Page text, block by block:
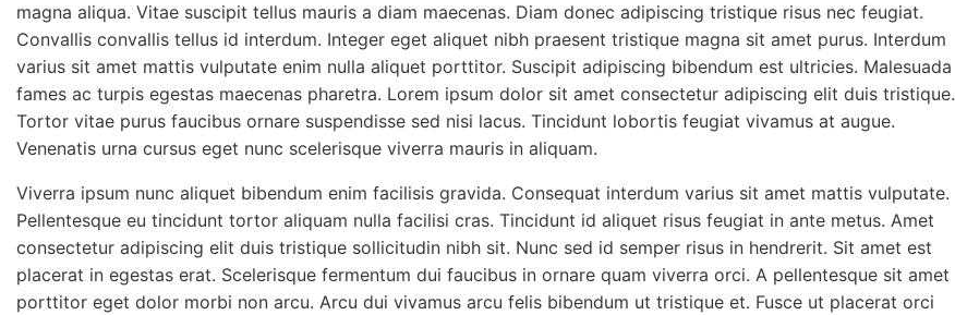
magna aliqua. Vitae suscipit tellus mauris a diam maecenas. Diam donec adipiscing tristique risus nec feugiat.
Convallis convallis tellus id interdum. Integer eget aliquet nibh praesent tristique magna sit amet purus. Interdum
varius sit amet mattis vulputate enim nulla aliquet porttitor. Suscipit adipiscing bibendum est ultricies. Malesuada
fames ac turpis egestas maecenas pharetra. Lorem ipsum dolor sit amet consectetur adipiscing elit duis tristique.
Tortor vitae purus faucibus ornare suspendisse sed nisi lacus. Tincidunt lobortis feugiat vivamus at augue.
Venenatis urna cursus eget nunc scelerisque viverra mauris in aliquam.
Viverra ipsum nunc aliquet bibendum enim facilisis gravida. Consequat interdum varius sit amet mattis vulputate.
Pellentesque eu tincidunt tortor aliquam nulla facilisi cras. Tincidunt id aliquet risus feugiat in ante metus. Amet
consectetur adipiscing elit duis tristique sollicitudin nibh sit. Nunc sed id semper risus in hendrerit. Sit amet est
placerat in egestas erat. Scelerisque fermentum dui faucibus in ornare quam viverra orci. A pellentesque sit amet
porttitor eget dolor morbi non arcu. Arcu dui vivamus arcu felis bibendum ut tristique et. Fusce ut placerat orci